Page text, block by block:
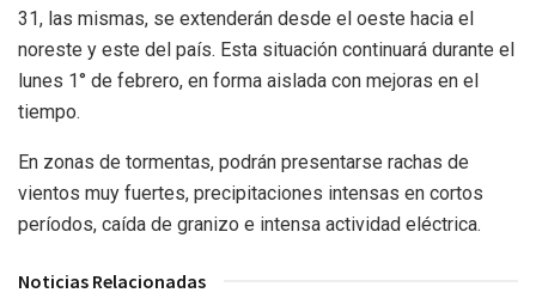
31, las mismas, se extenderán desde el oeste hacia el
noreste y este del país. Esta situación continuará durante el
lunes 1° de febrero, en forma aislada con mejoras en el
tiempo.
En zonas de tormentas, podrán presentarse rachas de
vientos muy fuertes, precipitaciones intensas en cortos
períodos, caída de granizo e intensa actividad eléctrica.
Noticias Relacionadas